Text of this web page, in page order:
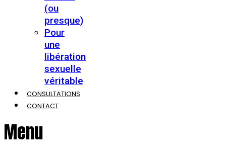
(ou
presque)
Pour
une
libération
sexuelle
véritable
CONSULTATIONS
CONTACT
Menu